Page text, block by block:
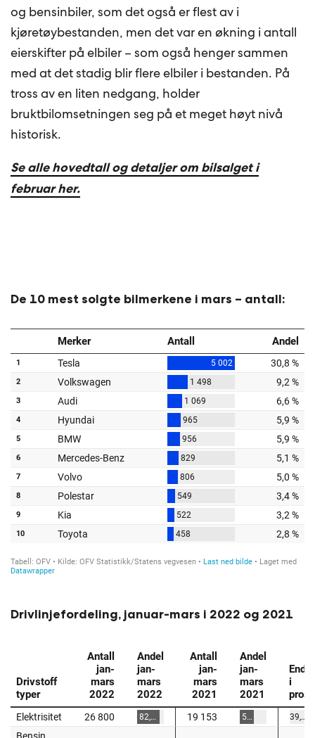
og bensinbiler, som det også er flest av i
kjøretøybestanden, men det var en økning i antall
eierskifter på elbiler – som også henger sammen
med at det stadig blir flere elbiler i bestanden. På
tross av en liten nedgang, holder
bruktbilomsetningen seg på et meget høyt nivå
historisk.
Se alle hovedtall og detaljer om bilsalget i
februar her.
De 10 mest solgte bilmerkene i mars – antall:
Drivlinjefordeling, januar-mars i 2022 og 2021